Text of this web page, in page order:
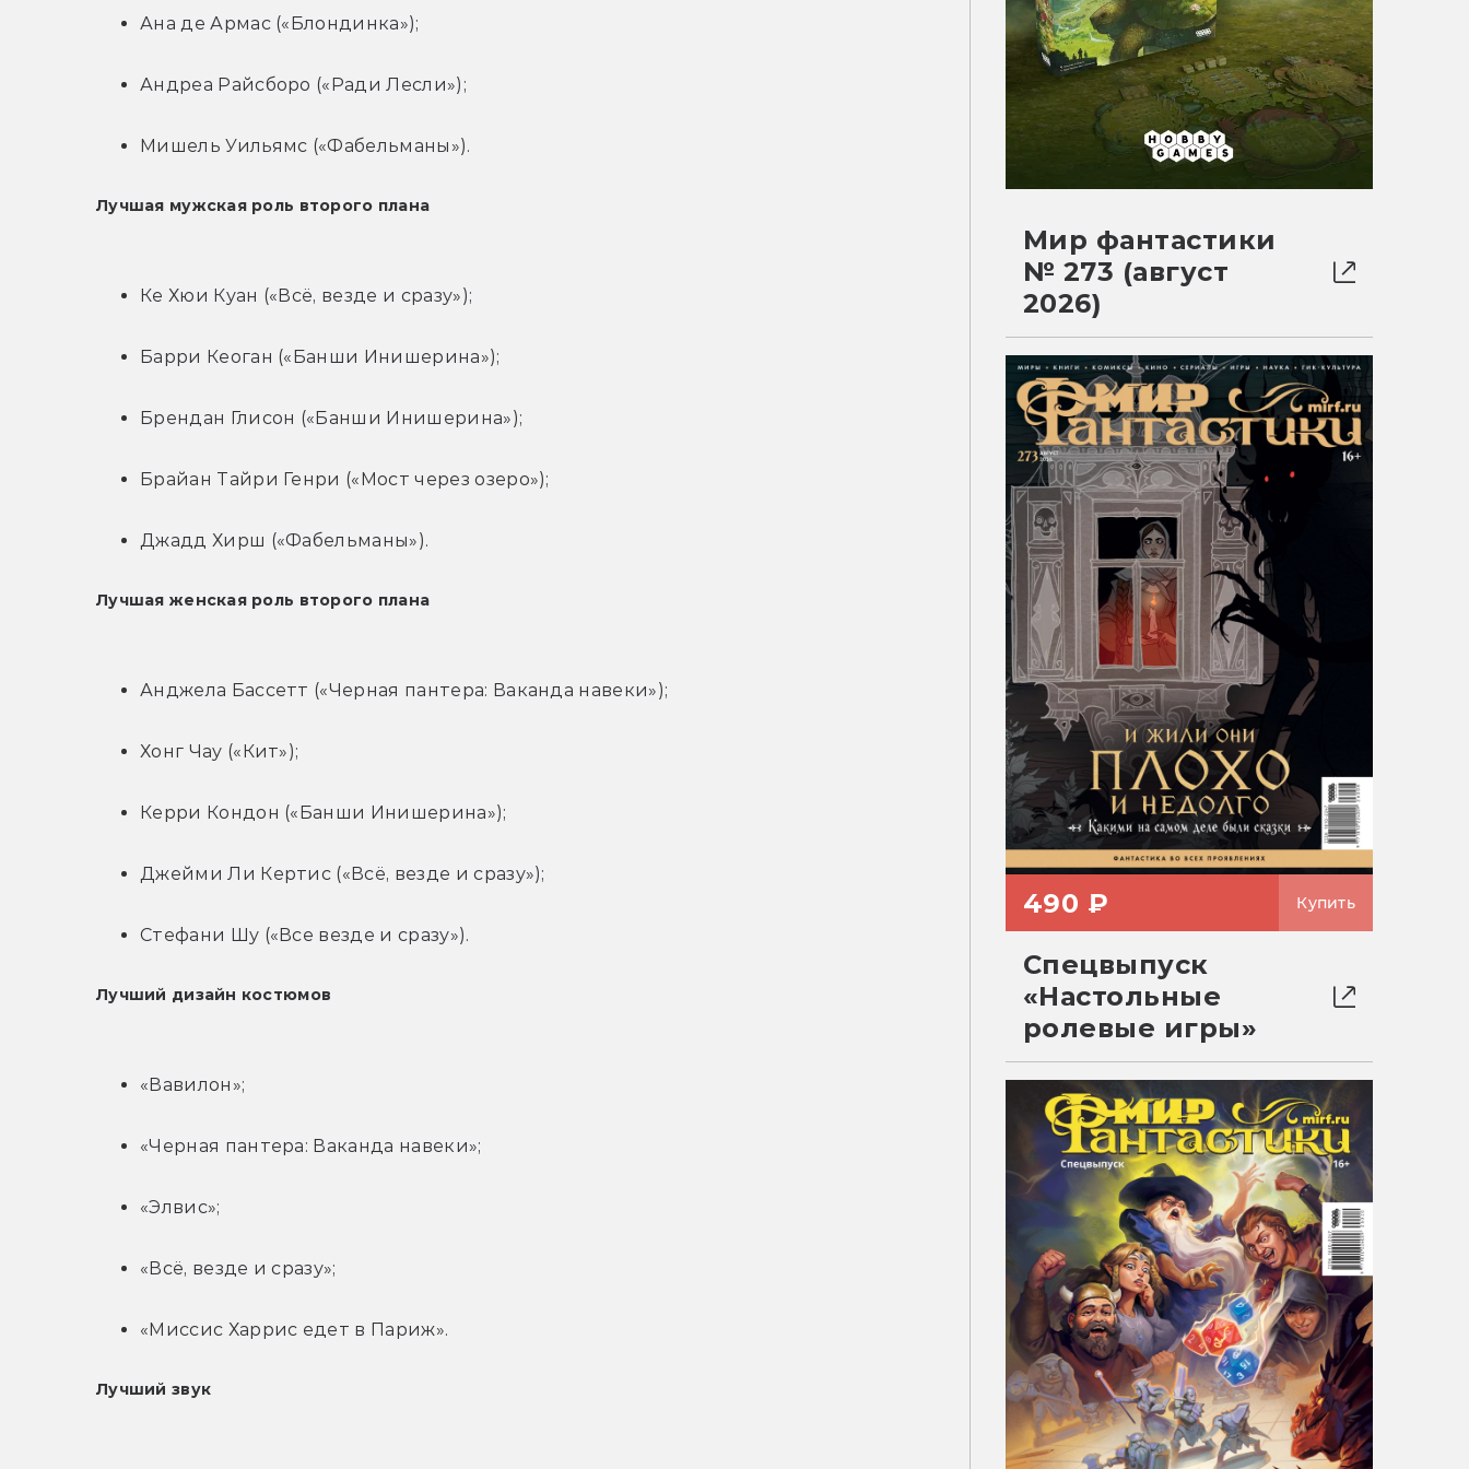
Ана де Армас («Блондинка»);
Андреа Райсборо («Ради Лесли»);
Мишель Уильямс («Фабельманы»).
Лучшая мужская роль второго плана
Ке Хюи Куан («Всё, везде и сразу»);
Барри Кеоган («Банши Инишерина»);
Брендан Глисон («Банши Инишерина»);
Брайан Тайри Генри («Мост через озеро»);
Джадд Хирш («Фабельманы»).
Лучшая женская роль второго плана
Анджела Бассетт («Черная пантера: Ваканда навеки»);
Хонг Чау («Кит»);
Керри Кондон («Банши Инишерина»);
Джейми Ли Кертис («Всё, везде и сразу»);
Стефани Шу («Все везде и сразу»).
Лучший дизайн костюмов
«Вавилон»;
«Черная пантера: Ваканда навеки»;
«Элвис»;
«Всё, везде и сразу»;
«Миссис Харрис едет в Париж».
Лучший звук
Мир фантастики
№ 273 (август
2026)
490 ₽ Купить
Спецвыпуск
«Настольные
ролевые игры»